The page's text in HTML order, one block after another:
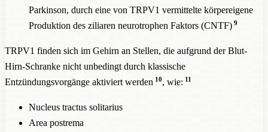
Parkinson, durch eine von TRPV1 vermittelte körpereigene
Produktion des ziliaren neurotrophen Faktors (CNTF) 9
TRPV1 finden sich im Gehirn an Stellen, die aufgrund der Blut-
Hirn-Schranke nicht unbedingt durch klassische
Entzündungsvorgänge aktiviert werden 10, wie: 11
Nucleus tractus solitarius
Area postrema